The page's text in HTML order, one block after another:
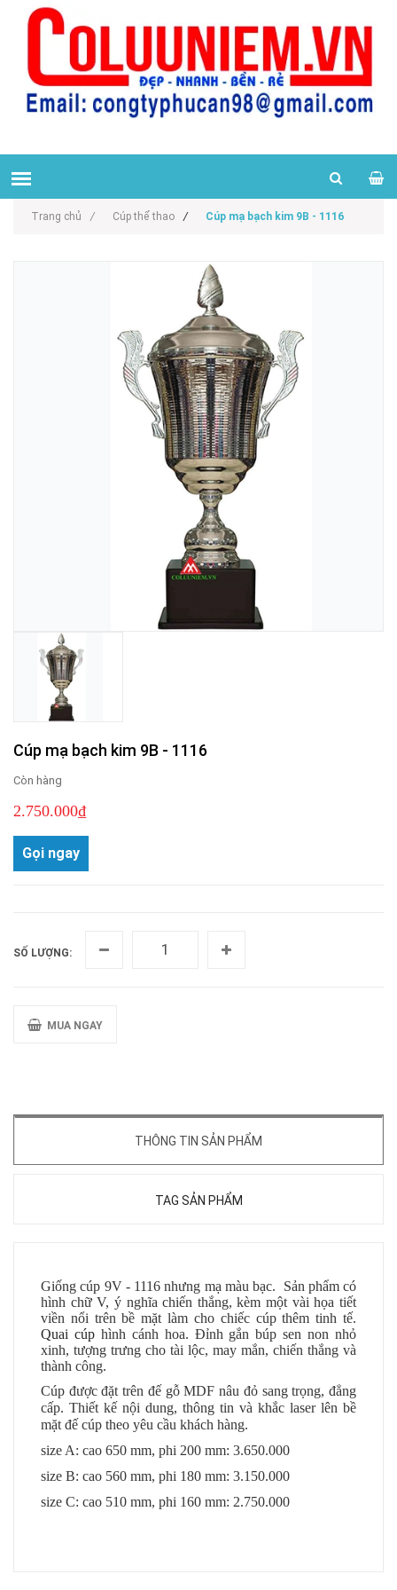
Trang chủ / Cúp thể thao / Cúp mạ bạch kim 9B - 1116
Cúp mạ bạch kim 9B - 1116
Còn hàng
2.750.000₫
Gọi ngay
SỐ LƯỢNG:
MUA NGAY
THÔNG TIN SẢN PHẨM
TAG SẢN PHẨM
Giống cúp 9V - 1116 nhưng mạ màu bạc. Sản phẩm có
hình chữ V, ý nghĩa chiến thắng, kèm một vài họa tiết
viền nổi trên bề mặt làm cho chiếc cúp thêm tinh tế.
Quai cúphình cánh hoa. Đỉnh gắn búp sen non nhỏ
xinh, tượng trưng cho tài lộc, may mắn, chiến thắng và
thành công.
Cúp được đặt trên đế gỗ MDF nâu đỏ sang trọng, đẳng
cấp. Thiết kế nội dung, thông tin và khắc laser lên bề
mặt đế cúp theo yêu cầu khách hàng.
size A: cao 650 mm, phi 200 mm: 3.650.000
size B: cao 560 mm, phi 180 mm: 3.150.000
size C: cao 510 mm, phi 160 mm: 2.750.000